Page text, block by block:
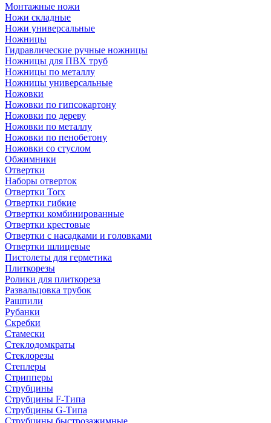
Монтажные ножи
Ножи складные
Ножи универсальные
Ножницы
Гидравлические ручные ножницы
Ножницы для ПВХ труб
Ножницы по металлу
Ножницы универсальные
Ножовки
Ножовки по гипсокартону
Ножовки по дереву
Ножовки по металлу
Ножовки по пенобетону
Ножовки со стуслом
Обжимники
Отвертки
Наборы отверток
Отвертки Torx
Отвертки гибкие
Отвертки комбинированные
Отвертки крестовые
Отвертки с насадками и головками
Отвертки шлицевые
Пистолеты для герметика
Плиткорезы
Ролики для плиткореза
Развальцовка трубок
Рашпили
Рубанки
Скребки
Стамески
Стеклодомкраты
Стеклорезы
Степлеры
Стрипперы
Струбцины
Струбцины F-Типа
Струбцины G-Типа
Струбцины быстрозажимные